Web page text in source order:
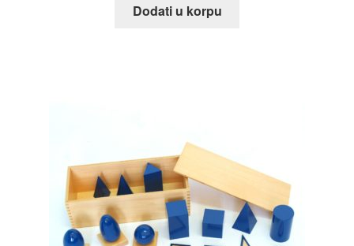
Dodati u korpu